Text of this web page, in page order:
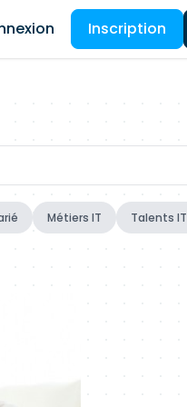
Inscription
Métiers IT Talents IT